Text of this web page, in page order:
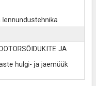
JA
hulgi- ja jaemüük